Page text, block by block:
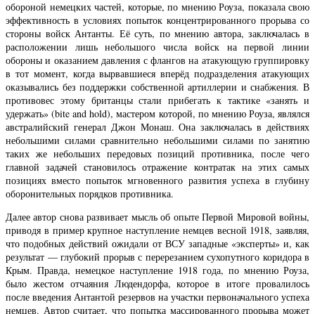
обороной немецких частей, которые, по мнению Роуза, показала свою
эффективность в условиях попыток концентрированного прорыва со
стороны войск Антанты. Её суть, по мнению автора, заключалась в
расположении лишь небольшого числа войск на первой линии
обороны и оказанием давления с флангов на атакующую группировку
в тот момент, когда вырвавшиеся вперёд подразделения атакующих
оказывались без поддержки собственной артиллерии и снабжения. В
противовес этому британцы стали прибегать к тактике «занять и
удержать» (bite and hold), мастером которой, по мнению Роуза, являлся
австралийский генерал Джон Монаш. Она заключалась в действиях
небольшими силами сравнительно небольшими силами по занятию
таких же небольших передовых позиций противника, после чего
главной задачей становилось отражение контратак на этих самых
позициях вместо попыток мгновенного развития успеха в глубину
оборонительных порядков противника.
Далее автор снова развивает мысль об опыте Первой Мировой войны,
приводя в пример крупное наступление немцев весной 1918, заявляя,
что подобных действий ожидали от ВСУ западные «эксперты» и, как
результат — глубокий прорыв с перерезанием сухопутного коридора в
Крым. Правда, немецкое наступление 1918 года, по мнению Роуза,
было жестом отчаяния Людендорфа, которое в итоге провалилось
после введения Антантой резервов на участки первоначального успеха
немцев. Автор считает, что попытка массированного прорыва может